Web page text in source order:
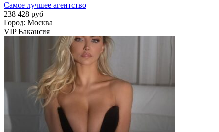
Самое лучшее агентство
238 428 руб.
Город: Москва
VIP Вакансия